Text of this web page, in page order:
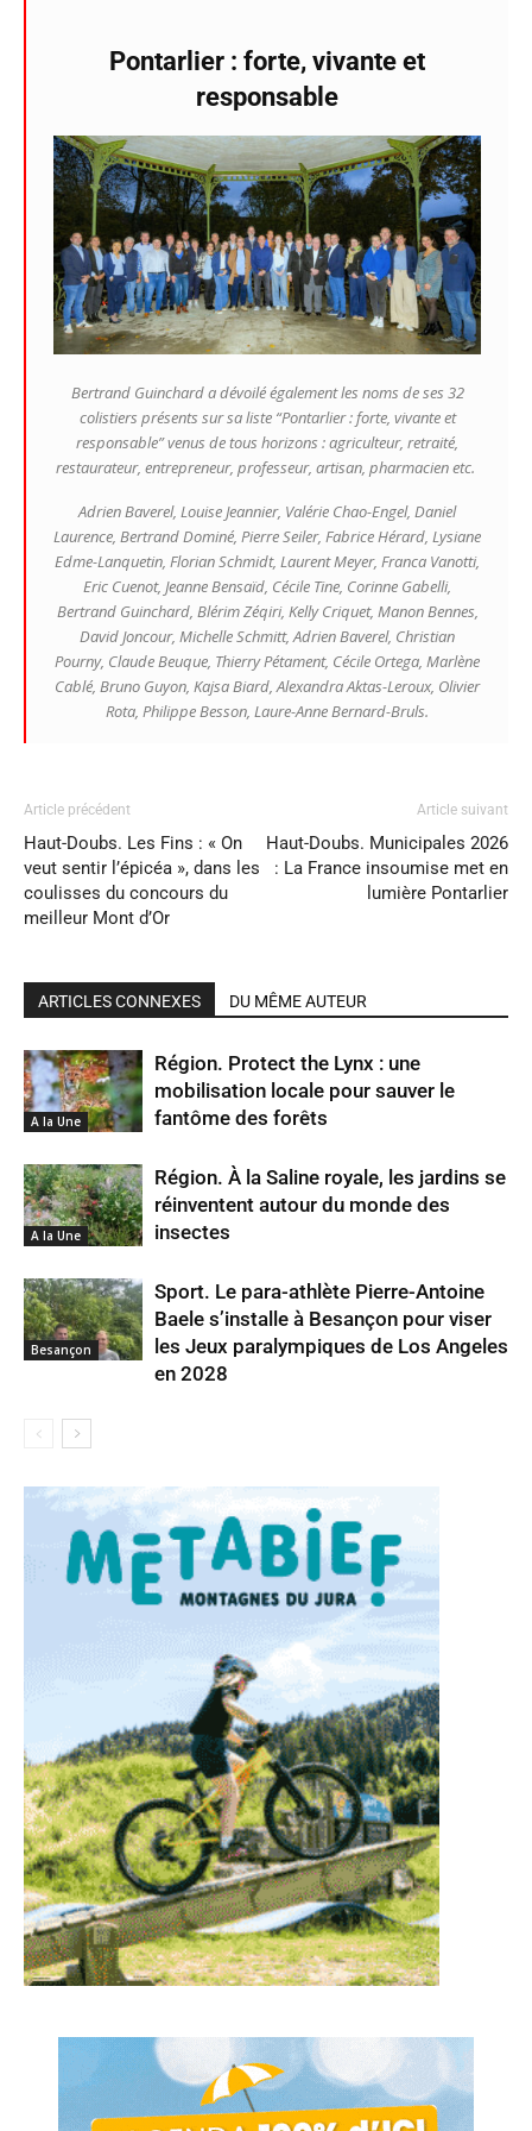
Pontarlier : forte, vivante et
responsable
Bertrand Guinchard a dévoilé également les noms de ses 32
colistiers présents sur sa liste “Pontarlier : forte, vivante et
responsable” venus de tous horizons : agriculteur, retraité,
restaurateur, entrepreneur, professeur, artisan, pharmacien etc.
Adrien Baverel, Louise Jeannier, Valérie Chao-Engel, Daniel
Laurence, Bertrand Dominé, Pierre Seiler, Fabrice Hérard, Lysiane
Edme-Lanquetin, Florian Schmidt, Laurent Meyer, Franca Vanotti,
Eric Cuenot, Jeanne Bensaïd, Cécile Tine, Corinne Gabelli,
Bertrand Guinchard, Blérim Zéqiri, Kelly Criquet, Manon Bennes,
David Joncour, Michelle Schmitt, Adrien Baverel, Christian
Pourny, Claude Beuque, Thierry Pétament, Cécile Ortega, Marlène
Cablé, Bruno Guyon, Kajsa Biard, Alexandra Aktas-Leroux, Olivier
Rota, Philippe Besson, Laure-Anne Bernard-Bruls.
Article précédent
Haut-Doubs. Les Fins : « On
veut sentir l’épicéa », dans les
coulisses du concours du
meilleur Mont d’Or
Article suivant
Haut-Doubs. Municipales 2026
: La France insoumise met en
lumière Pontarlier
ARTICLES CONNEXES DU MÊME AUTEUR
A la Une
Région. Protect the Lynx : une
mobilisation locale pour sauver le
fantôme des forêts
A la Une
Région. À la Saline royale, les jardins se
réinventent autour du monde des
insectes
Besançon
Sport. Le para-athlète Pierre-Antoine
Baele s’installe à Besançon pour viser
les Jeux paralympiques de Los Angeles
en 2028